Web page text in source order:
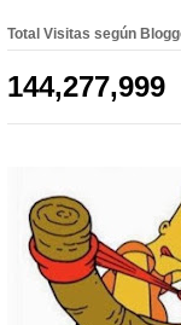
Total Visitas según
144,277,999